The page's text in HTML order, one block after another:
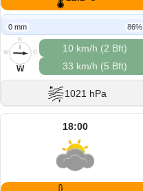
0 mm 86%
N
O
S
W
W
10 km/h (2 Bft)
33 km/h (5 Bft)
1021 hPa
18:00